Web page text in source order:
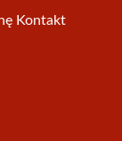
Kontakt